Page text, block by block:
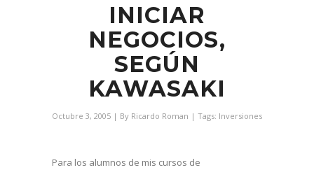
INICIAR
NEGOCIOS,
SEGÚN
KAWASAKI
Octubre 3, 2005 | By Ricardo Roman | Tags: Inversiones
Para los alumnos de mis cursos de